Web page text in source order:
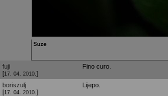
Suze
fuji
[17. 04. 2010. ]
Fino curo.
boriszulj
[17. 04. 2010. ]
Lijepo.